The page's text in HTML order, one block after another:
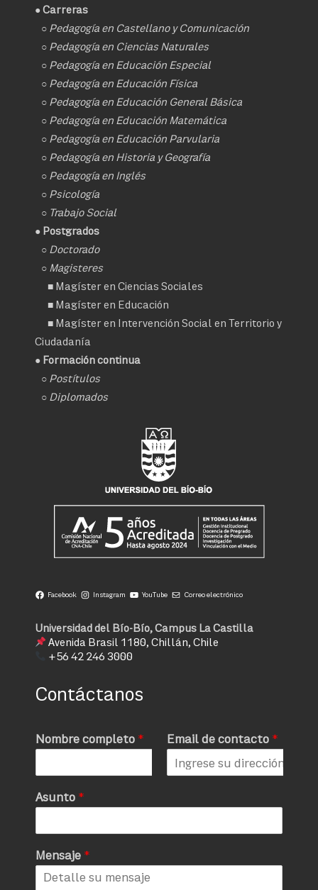
● Carreras
○ Pedagogía en Castellano y Comunicación
○ Pedagogía en Ciencias Naturales
○ Pedagogía en Educación Especial
○ Pedagogía en Educación Física
○ Pedagogía en Educación General Básica
○ Pedagogía en Educación Matemática
○ Pedagogía en Educación Parvularia
○ Pedagogía en Historia y Geografía
○ Pedagogía en Inglés
○ Psicología
○ Trabajo Social
● Postgrados
○ Doctorado
○ Magisteres
■ Magíster en Ciencias Sociales
■ Magíster en Educación
■ Magíster en Intervención Social en Territorio y
Ciudadanía
● Formación continua
○ Postítulos
○ Diplomados
Facebook Instagram YouTube Correo electrónico
Universidad del Bío-Bío, Campus La Castilla
Avenida Brasil 1180, Chillán, Chile
+56 42 246 3000
Contáctanos
Nombre completo * Email de contacto *
Asunto *
Mensaje *